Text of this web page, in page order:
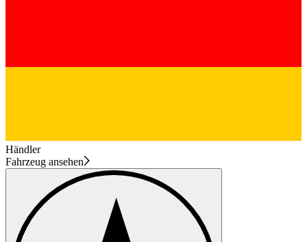
Händler
Fahrzeug ansehen